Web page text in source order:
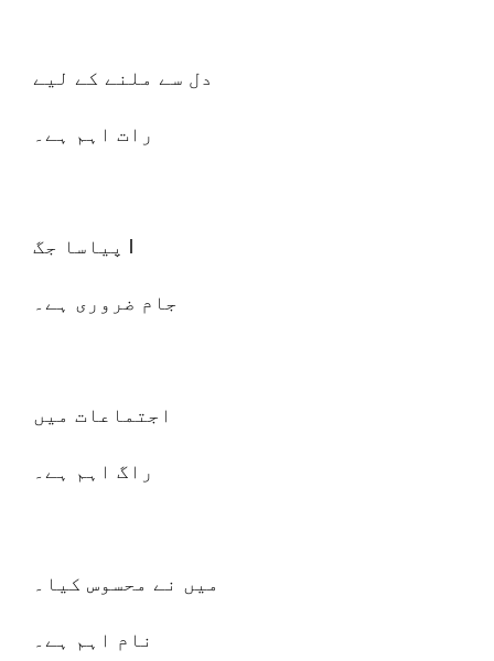
دل سے ملنے کے لیے
رات اہم ہے۔
جام ضروری ہے۔
اجتماعات میں
راگ اہم ہے۔
میں نے محسوس کیا۔
نام اہم ہے۔